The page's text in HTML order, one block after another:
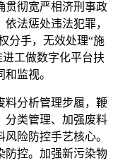
贯彻宽严相济刑事政
法惩处违法犯罪，
分手，无效处理“施
工做数字化平台扶
监视。
分析管理步履，鞭
分类管理、加强废料
险防控手艺核心。
防控。加强新污染物